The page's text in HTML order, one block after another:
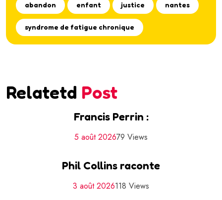
abandon enfant justice nantes
syndrome de fatigue chronique
Relatetd Post
Francis Perrin :
5 août 202679 Views
Phil Collins raconte
3 août 2026118 Views